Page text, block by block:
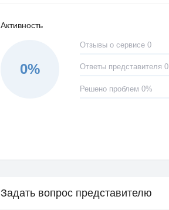
Активность
0%
Отзывы о сервисе 0
Ответы представителя 0
Решено проблем 0%
Задать вопрос представителю